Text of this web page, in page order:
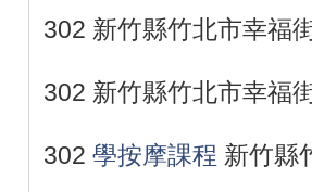
302 新竹縣竹北市幸福
302 新竹縣竹北市幸福
302 學按摩課程 新竹縣